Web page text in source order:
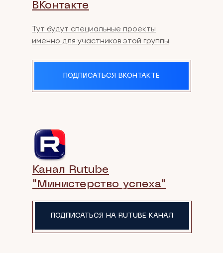
Тут будут специальные проекты
именно для участников этой группы
ВКонтакте
ПОДПИСАТЬСЯ ВКОНТАКТЕ
Канал Rutube
"Министерство успеха"
ПОДПИСАТЬСЯ НА RUTUBE КАНАЛ